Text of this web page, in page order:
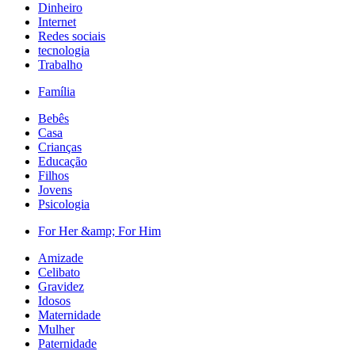
Dinheiro
Internet
Redes sociais
tecnologia
Trabalho
Família
Bebês
Casa
Crianças
Educação
Filhos
Jovens
Psicologia
For Her &amp; For Him
Amizade
Celibato
Gravidez
Idosos
Maternidade
Mulher
Paternidade